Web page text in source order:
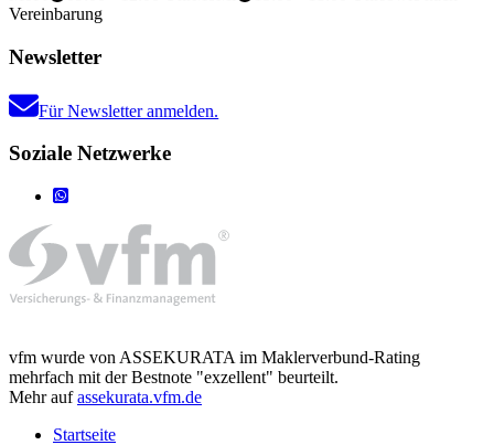
Vereinbarung
Newsletter
Für Newsletter anmelden.
Soziale Netzwerke
vfm wurde von ASSEKURATA im Maklerverbund-Rating
mehrfach mit der Bestnote "exzellent" beurteilt.
Mehr aufassekurata.vfm.de
Startseite